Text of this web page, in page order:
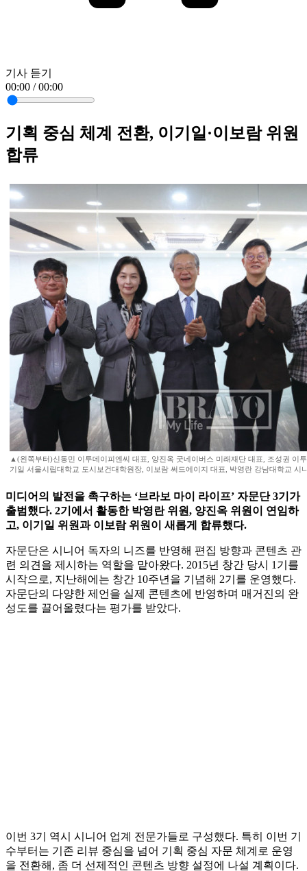
기사 듣기
00:00 / 00:00
기획 중심 체계 전환, 이기일·이보람 위원
합류
▲(왼쪽부터)신동민 이투데이피엔씨 대표, 양진옥 굿네이버스 미래재단 대표, 조성권 이
기일 서울시립대학교 도시보건대학원장, 이보람 써드에이지 대표, 박영란 강남대학교 시
미디어의 발전을 촉구하는 ‘브라보 마이 라이프’ 자문단 3기가
출범했다. 2기에서 활동한 박영란 위원, 양진옥 위원이 연임하
고, 이기일 위원과 이보람 위원이 새롭게 합류했다.
자문단은 시니어 독자의 니즈를 반영해 편집 방향과 콘텐츠 관
련 의견을 제시하는 역할을 맡아왔다. 2015년 창간 당시 1기를
시작으로, 지난해에는 창간 10주년을 기념해 2기를 운영했다.
자문단의 다양한 제언을 실제 콘텐츠에 반영하며 매거진의 완
성도를 끌어올렸다는 평가를 받았다.
이번 3기 역시 시니어 업계 전문가들로 구성했다. 특히 이번 기
수부터는 기존 리뷰 중심을 넘어 기획 중심 자문 체계로 운영
을 전환해, 좀 더 선제적인 콘텐츠 방향 설정에 나설 계획이다.